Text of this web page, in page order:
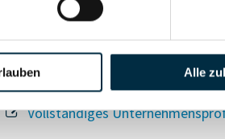
Alle
Vollständiges
Vollständiges